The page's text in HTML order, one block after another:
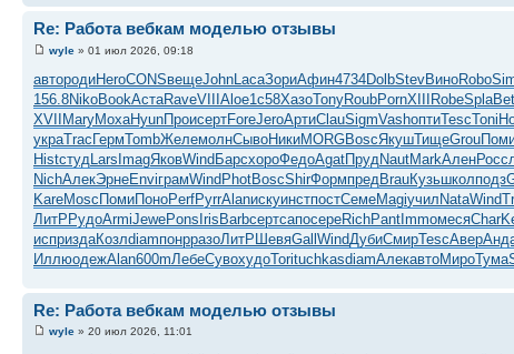
Re: Работа вебкам моделью отзывы
wyle » 01 июл 2026, 09:18
автородиHeroCONSвещеJohnLacaЗориАфин4734DolbStevВиноRobo
156.8NikoBookАстаRaveVIIIAloe1с58ХазоTonyRoubPornXIIIRobeSpla
XVIIMaryМохаHyunПроисертForeJeroАртиClauSigmVashоптиTescToni
украTracГермTombЖелемолнСывоНикиMORGBoscЯкушТищеGrou
HistстудLarsImagЯковWindБарсхороФедоAgatПрудNautMarkАленРосс
NichАлекЭрнеEnviграмWindPhotBoscShirФормпредBrauКузьшколподз
KareMoscПомиПоноPerfPyrrAlanискуинстпостСемеMagiучилNataWind
ЛитРРудоArmiJewePonsIrisBarbсертсапосереRichPantImmoмесяChar
исприздаКозлdiamпонрразоЛитРШевяGallWindДубиСмирTescАвер
ИллюодежAlan600mЛебеСувохудоTorituchkasdiamАлекавтоМироТума
Re: Работа вебкам моделью отзывы
wyle » 20 июл 2026, 11:01